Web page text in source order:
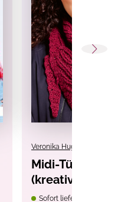
Veronika Hug
Midi-Tücher
Sofort lieferbar